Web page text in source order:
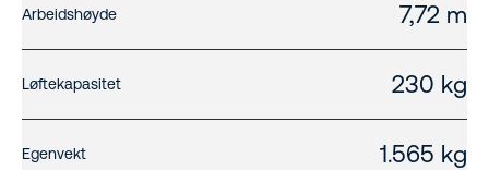
Arbeidshøyde 7,72 m
Løftekapasitet 230 kg
Egenvekt 1.565 kg